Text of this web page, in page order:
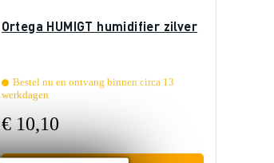
Ortega HUMIGT humidifier zilver
Bestel nu en ontvang binnen circa 13
werkdagen
€ 10,10